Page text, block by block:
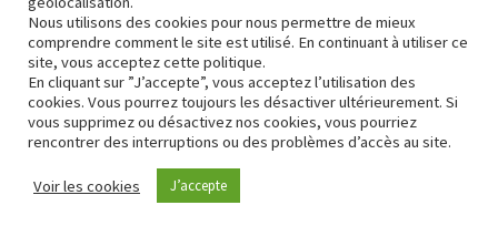
Conformité RGPD
Nous utilisons des cookies pour nous permettre de mieux
comprendre comment le site est utilisé. En continuant à utiliser ce
site, vous acceptez cette politique.
En cliquant sur ”J’accepte”, vous acceptez l’utilisation des
cookies. Vous pourrez toujours les désactiver ultérieurement. Si
vous supprimez ou désactivez nos cookies, vous pourriez
rencontrer des interruptions ou des problèmes d’accès au site.
Voir les cookies J’accepte